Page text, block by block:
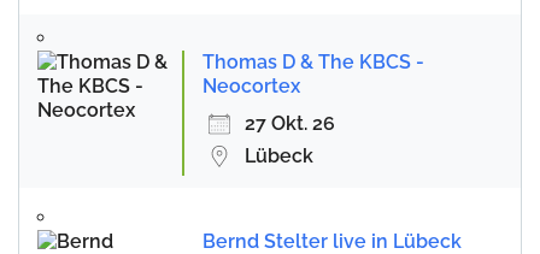
Thomas D & The KBCS -
Neocortex
27 Okt. 26
Lübeck
Bernd Stelter live in Lübeck